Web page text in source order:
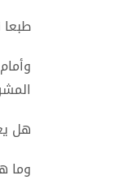
هل
وما